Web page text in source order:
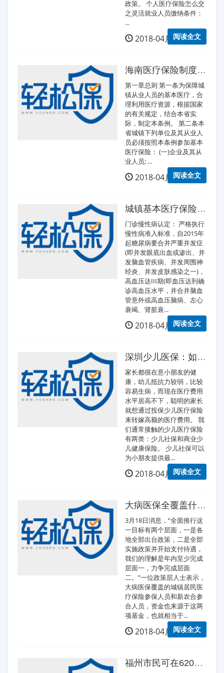
政策。 个人医疗保险怎么交
之灵活就业人员缴纳条件：
...
2018-04月16日
阅读全文
海南医疗保险制度是什么?
第一章总则 第一条为保障城
镇从业人员的基本医疗，合
理利用医疗资源，根据国家
的有关规定，结合本省实
际，制定本条例。 第二条本
省城镇下列单位及其从业人
员必须按照本条例参加基本
医疗保险： (一)企业及其从
业人员; ...
2018-04月16日
阅读全文
城镇基本医疗保险相关政策
门诊慢性病认定： 严格执行
慢性病准入标准，自2015年
起糖尿病要合并严重并发症
(即并发眼底出血或渗出、并
发脑血管疾病、并发周围神
经炎、并发皮肤感染之一)，
高血压达III期(即血压达到确
诊高血压水平，并合并脑血
管意外或高血压脑病、左心
衰竭、肾脏衰...
2018-04月15日
阅读全文
深圳少儿医保：如何正确选择少儿医保
家长都很在意小朋友的健
康，幼儿抵抗力较弱，比较
容易生病，而现在医疗费用
水平居高不下，聪明的家长
就想通过投保少儿医疗保险
来转嫁高额的医疗费用。 我
们通常接触的少儿医疗保险
有两类：少儿社保和商业少
儿健康保险。 少儿社保可以
为小朋友提供最...
2018-04月15日
阅读全文
大病医保全覆盖什么时候实现？
3月18日消息，“全面推行这
一目标有两个层面，一是各
地全部出台政策，二是全部
实施政策并开始支付待遇，
我们的理解是年内至少完成
层面一，力争完成层面
二。”一位政策层人士表示，
大病医保覆盖的城镇居民医
疗保险参保人员和新农合参
合人员，资金也来源于这两
项基金，也就相当于...
2018-04月15日
阅读全文
福州市民可在620多家药店 为两名家人代缴医保